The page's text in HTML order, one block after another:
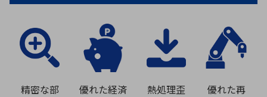
精密な部
優れた経済
熱処理歪
優れた再